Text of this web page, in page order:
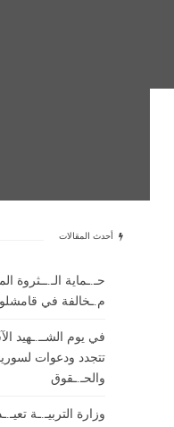
أحدث المقالات
م.ـخالفة في قامشلو
في يوم الشــ.ـهيد
تتجدد ودعوات
والحـ.ـقوق
وزارة التربيـ.ـة